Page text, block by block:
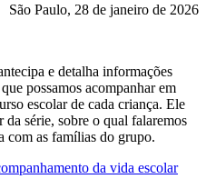
São Paulo, 28 de janeiro de 2026
e detalha informações
possamos acompanhar em
escolar de cada criança. Ele
série, sobre o qual falaremos
com as famílias do grupo.
da vida escolar